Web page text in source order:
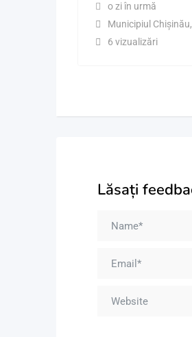
o zi în urmă
Municipiul Chișinău,
6 vizualizări
Lăsați